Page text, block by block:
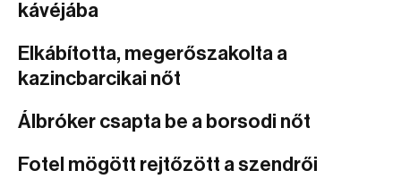
kávéjába
Elkábította, megerőszakolta a
kazincbarcikai nőt
Álbróker csapta be a borsodi nőt
Fotel mögött rejtőzött a szendrői